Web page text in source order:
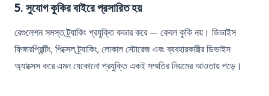
5. সুযোগ কুকির বাইরে প্রসারিত হয়
রেগুলেশন সমস্ত ট্র্যাকিং প্রযুক্তি কভার করে — কেবল কুকি নয়। ডিভাইস
ফিঙ্গারপ্রিন্টিং, পিক্সেল ট্র্যাকিং, লোকাল স্টোরেজ এবং ব্যবহারকারীর ডিভাইস
অ্যাক্সেস করে এমন যেকোনো প্রযুক্তি একই সম্মতির নিয়মের আওতায় পড়ে।